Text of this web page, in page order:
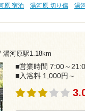
原 宿泊 湯河原 切り傷 湯
湯河原駅1.18km
■営業時間 7:00～
■入浴料 1,000円～